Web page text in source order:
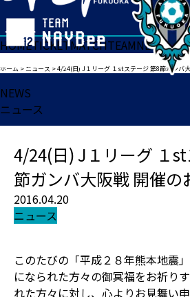
HOMETICKETMATCHTEAMNEWS
ホーム >ニュース >4/24(日) J１リーグ １stステージ 第8節ガンバ
NEWS
ニュース
4/24(日) J１リーグ １
節ガンバ大阪戦 開催の
2016.04.20
ニュース
このたびの「平成２８年熊本地震
になられた方々の御冥福をお祈り
れた方々に対し、心よりお見舞い申